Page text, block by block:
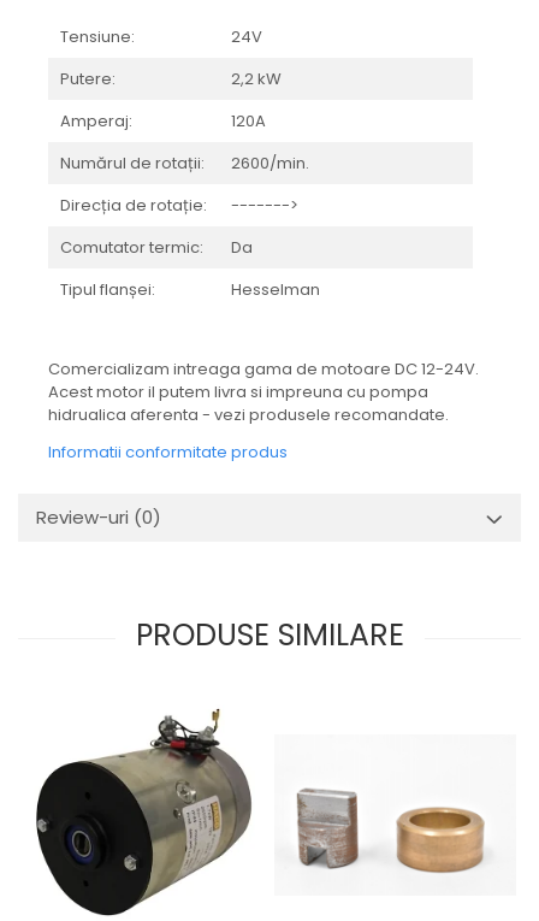
Cilindri hidraulici si burdufe
protectie
Bolturi, role si bucsi
MAMMUT LIFT
Mecanice
Electrice
Motor electric si pompa hidraulica
ERHEL - HYDRIS
Hidraulice
Electrice
Role, bucse si bolturi
Tensiune:
24V
Putere:
2,2 kW
Amperaj:
120A
Numărul de rotații:
2600/min.
Direcția de rotație:
------->
Comutator termic:
Da
Tipul flanșei:
Hesselman
Comercializam intreaga gama de motoare DC 12-24V.
Acest motor il putem livra si impreuna cu pompa
hidrualica aferenta - vezi produsele recomandate.
Informatii conformitate produs
Review-uri (0)
PRODUSE SIMILARE